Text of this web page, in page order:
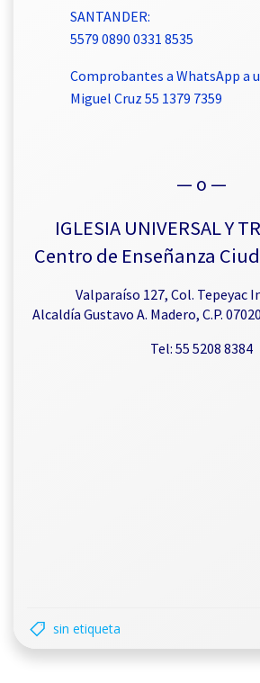
SANTANDER:
5579 0890 0331 8535
Comprobantes a WhatsApp a
Miguel Cruz 55 1379 7359
— o —
IGLESIA UNIVERSAL Y
Centro de Enseñanza
Valparaíso 127, Col. Tepeyac
Alcaldía Gustavo A. Madero, C.P.
Tel: 55 5208 8384
sin etiqueta